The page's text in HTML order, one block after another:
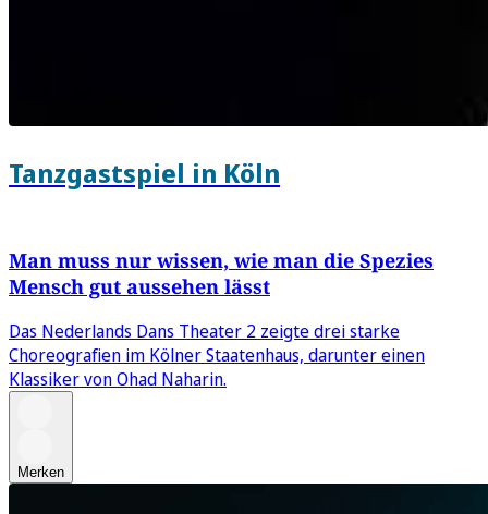
Tanzgastspiel in Köln
Man muss nur wissen, wie man die Spezies
Mensch gut aussehen lässt
Das Nederlands Dans Theater 2 zeigte drei starke
Choreografien im Kölner Staatenhaus, darunter einen
Klassiker von Ohad Naharin.
Merken